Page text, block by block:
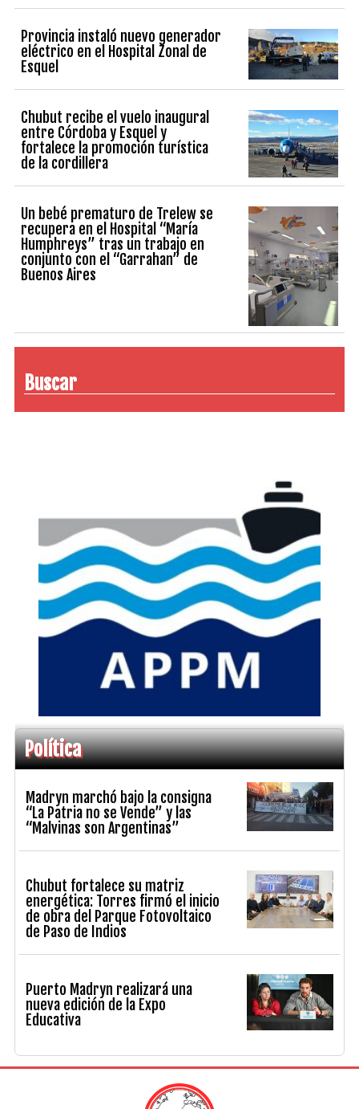
Provincia instaló nuevo generador
eléctrico en el Hospital Zonal de
Esquel
Chubut recibe el vuelo inaugural
entre Córdoba y Esquel y
fortalece la promoción turística
de la cordillera
Un bebé prematuro de Trelew se
recupera en el Hospital “María
Humphreys” tras un trabajo en
conjunto con el “Garrahan” de
Buenos Aires
Buscar
Política
Madryn marchó bajo la consigna
“La Patria no se Vende” y las
“Malvinas son Argentinas”
Chubut fortalece su matriz
energética: Torres firmó el inicio
de obra del Parque Fotovoltaico
de Paso de Indios
Puerto Madryn realizará una
nueva edición de la Expo
Educativa